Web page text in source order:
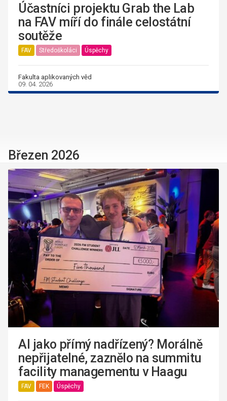
Účastníci projektu Grab the Lab
na FAV míří do finále celostátní
soutěže
FAV Středoškoláci Úspěchy
Fakulta aplikovaných věd
09. 04. 2026
Březen 2026
AI jako přímý nadřízený? Morálně
nepřijatelné, zaznělo na summitu
facility managementu v Haagu
FAV FEK Úspěchy